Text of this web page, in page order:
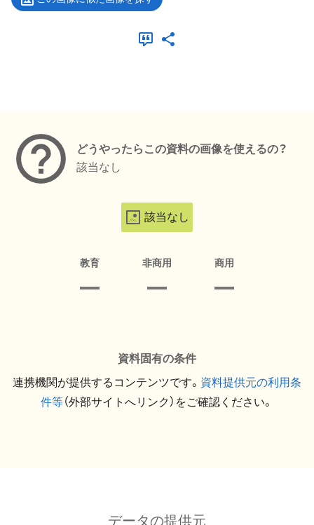
どうやったらこの資料の画像を使えるの？
該当なし
該当なし
教育 非商用 商用
資料固有の条件
連携機関が提供するコンテンツです。 資料提供元の利用条
件等（外部サイトへリンク）をご確認ください。
データの提供元